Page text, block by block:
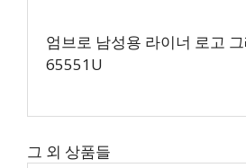
엄브로 남성용 라이너 로고
65551U
그 외 상품들